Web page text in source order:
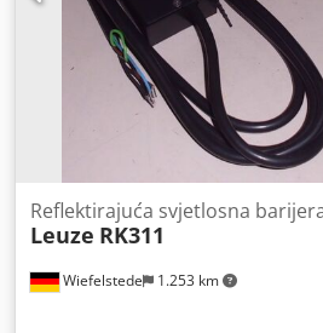
Wiefelstede 1.253 km
Reflektirajuća svjetlosna
Leuze RK311